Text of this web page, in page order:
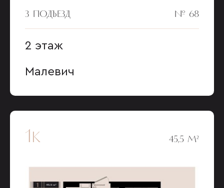
3 ПОДЪЕЗД № 68
2 этаж
Малевич
1к 45,5 М²